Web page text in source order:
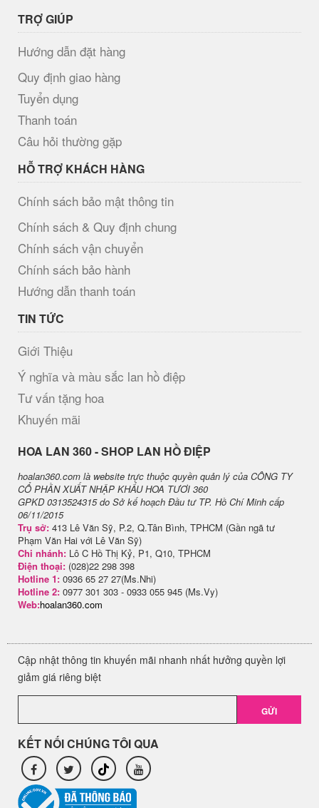
TRỢ GIÚP
Hướng dẫn đặt hàng
Quy định giao hàng
Tuyển dụng
Thanh toán
Câu hỏi thường gặp
HỖ TRỢ KHÁCH HÀNG
Chính sách bảo mật thông tin
Chính sách & Quy định chung
Chính sách vận chuyển
Chính sách bảo hành
Hướng dẫn thanh toán
TIN TỨC
Giới Thiệu
Ý nghĩa và màu sắc lan hồ điệp
Tư vấn tặng hoa
Khuyến mãi
H​OA LAN 360 - SHOP LAN HỒ ĐIỆP
hoalan360.com là website trực thuộc quyền quản lý của CÔNG TY
CỔ PHẦN XUẤT NHẬP KHẨU HOA TƯƠI 360
GPKD 0313524315 do Sở kế hoạch Đầu tư TP. Hồ Chí Minh cấp
06/11/2015
Trụ sở: 413 Lê Văn Sỹ, P.2, Q.Tân Bình, TPHCM (Gần ngã tư
Phạm Văn Hai với Lê Văn Sỹ)
Chi nhánh: Lô C Hồ Thị Kỷ, P1, Q10, TPHCM
Điện thoại: (028)22 298 398
Hotline 1: 0936 65 27 27(Ms.Nhi)
Hotline 2: 0977 301 303 - 0933 055 945 (Ms.Vy)
Web:hoalan360.com
Cập nhật thông tin khuyến mãi nhanh nhất hưởng quyền lợi
giảm giá riêng biệt
GỬI
KẾT NỐI CHÚNG TÔI QUA